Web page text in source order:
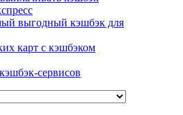
выгодный кэшбэк для
карт с кэшбэком
сервисов